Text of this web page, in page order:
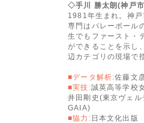
◇手川 勝太朗(神戸
1981年生まれ。神戸
専門はバレーボール
生でもファースト・
ができることを示し
辺カテゴリの現場で
■データ解析:佐藤文
■実技:誠英高等学校
井田剛史(東京ヴェ
GAIA)
■協力: 日本文化出版